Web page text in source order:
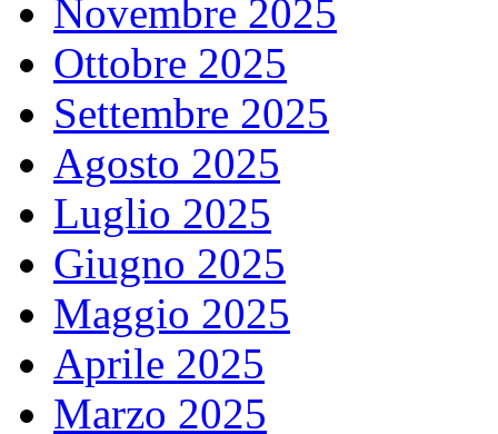
Novembre 2025
Ottobre 2025
Settembre 2025
Agosto 2025
Luglio 2025
Giugno 2025
Maggio 2025
Aprile 2025
Marzo 2025